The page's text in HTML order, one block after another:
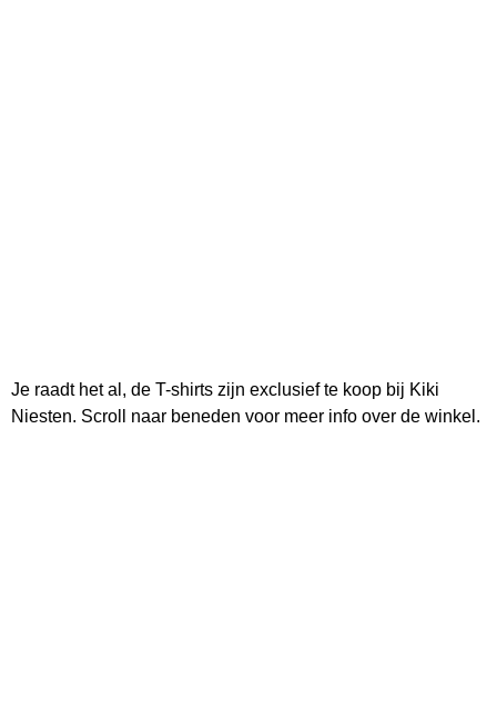
Je raadt het al, de T-shirts zijn exclusief te koop bij Kiki
Niesten. Scroll naar beneden voor meer info over de winkel.